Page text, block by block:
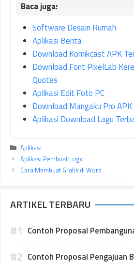
Software Desain Rumah
Aplikasi Berita
Download Komikcast APK
Download Font PixelLab
Quotes
Aplikasi Edit Foto PC
Download Mangaku Pro
Aplikasi Download Lagu
Kategori
Aplikasi
Aplikasi Pembuat Logo
Cara Membuat Grafik di Word
ARTIKEL TERBARU
Contoh Proposal
Contoh Proposal Pengajuan